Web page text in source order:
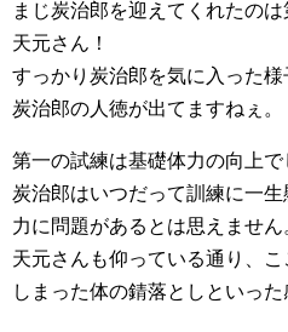
まじ炭治郎を迎えてくれたの
天元さん！
すっかり炭治郎を気に入った様
炭治郎の人徳が出てますねぇ。
第一の試練は基礎体力の向上で
炭治郎はいつだって訓練に一
力に問題があるとは思えません
天元さんも仰っている通り、
しまった体の錆落としといった